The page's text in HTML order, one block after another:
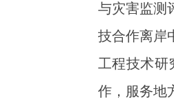
与灾害监测
技合作离岸
工程技术研
作，服务地